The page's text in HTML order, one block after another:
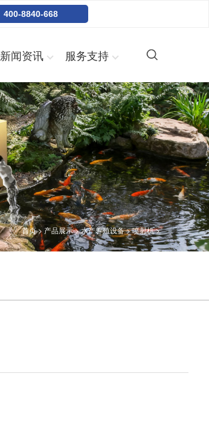
400-8840-668
新闻资讯 服务支持
首页> 产品展示>水产养殖设备>喷射机>